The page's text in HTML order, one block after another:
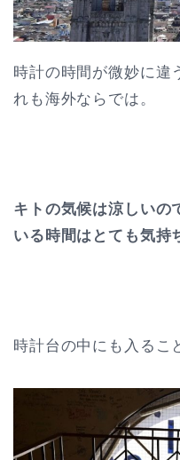
時計の時間が微妙に違
れも海外ならでは。
キトの気候は涼しいの
いる時間はとても気持
時計台の中にも入るこ